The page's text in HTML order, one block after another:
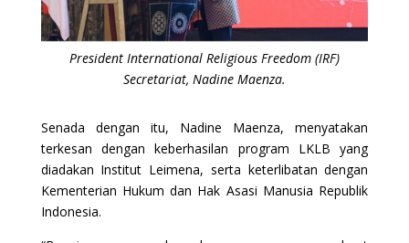
President International Religious Freedom (IRF)
Secretariat, Nadine Maenza.
Senada dengan itu, Nadine Maenza, menyatakan
terkesan dengan keberhasilan program LKLB yang
diadakan Institut Leimena, serta keterlibatan dengan
Kementerian Hukum dan Hak Asasi Manusia Republik
Indonesia.